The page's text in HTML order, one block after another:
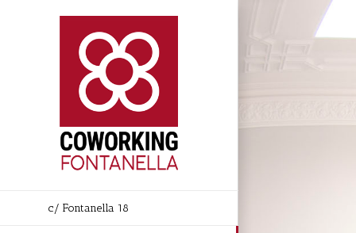
c/ Fontanella 18